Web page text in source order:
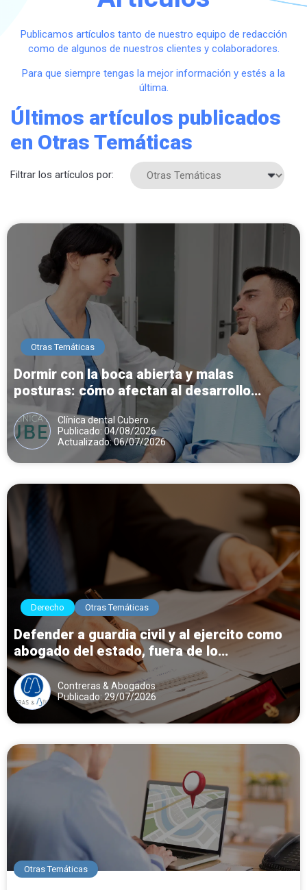
Publicamos artículos tanto de nuestro equipo de redacción
como de algunos de nuestros clientes y colaboradores.
Para que siempre tengas la mejor información y estés a la
última.
Últimos artículos publicados
en Otras Temáticas
Filtrar los artículos por:
Otras Temáticas
Dormir con la boca abierta y malas
posturas: cómo afectan al desarrollo
dental y mandibular
Clínica dental Cubero
Publicado: 04/08/2026
Actualizado: 06/07/2026
Derecho Otras Temáticas
Defender a guardia civil y al ejercito como
abogado del estado, fuera de lo
corporativo del cuerpo contra expedientes
disciplinarios.Contreras & Abogados
Publicado: 29/07/2026
Otras Temáticas